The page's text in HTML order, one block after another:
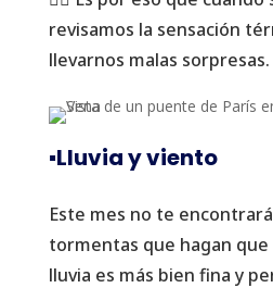
revisamos la sensación
llevarnos malas sorpresas.
▪️Lluvia y viento
Este mes no te
tormentas que hagan que
lluvia es más bien fina y